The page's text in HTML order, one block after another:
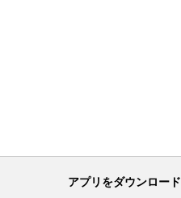
アプリをダウンロード